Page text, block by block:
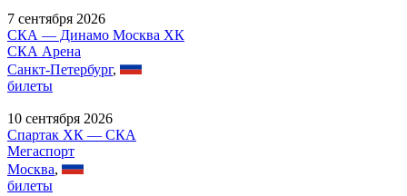
7 сентября 2026
СКА — Динамо Москва ХК
СКА Арена
Санкт-Петербург,
билеты
10 сентября 2026
Спартак ХК — СКА
Мегаспорт
Москва,
билеты